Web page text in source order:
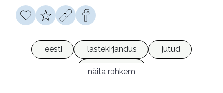
eesti lastekirjandus
jutud
e-raamatud
näita rohkem